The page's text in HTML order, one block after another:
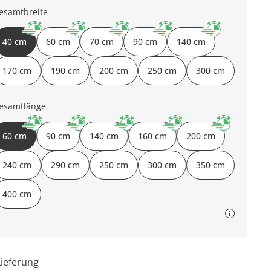
40 cm 60 cm 70 cm 90 cm 140 cm
170 cm 190 cm 200 cm 250 cm 300 cm
60 cm 90 cm 140 cm 160 cm 200 cm
240 cm 290 cm 250 cm 300 cm 350 cm
400 cm